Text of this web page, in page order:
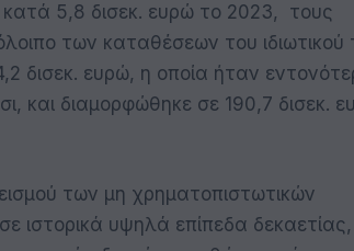
5,8 δισεκ. ευρώ το 2023, τους
των καταθέσεων του ιδιωτικού
δισεκ. ευρώ, η οποία ήταν
και διαμορφώθηκε σε 190,7 δισεκ.
των μη χρηματοπιστωτικών
ιστορικά υψηλά επίπεδα